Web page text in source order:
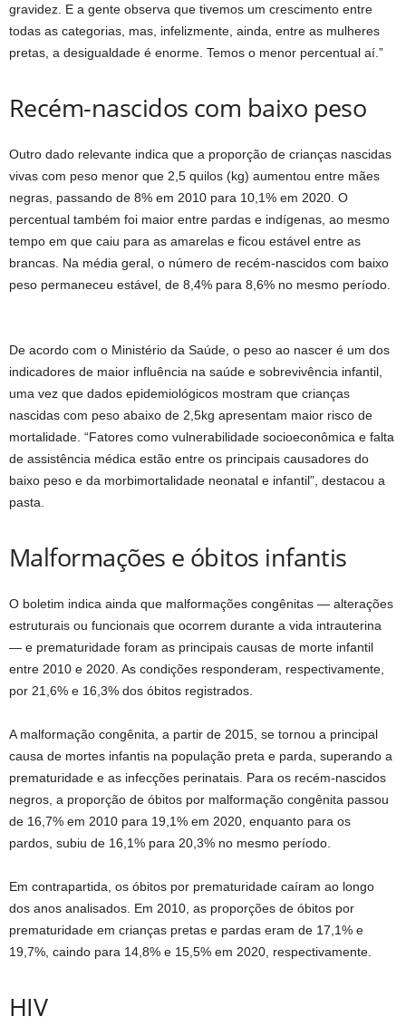
gravidez. E a gente observa que tivemos um crescimento entre
todas as categorias, mas, infelizmente, ainda, entre as mulheres
pretas, a desigualdade é enorme. Temos o menor percentual aí.”
Recém-nascidos com baixo peso
Outro dado relevante indica que a proporção de crianças nascidas
vivas com peso menor que 2,5 quilos (kg) aumentou entre mães
negras, passando de 8% em 2010 para 10,1% em 2020. O
percentual também foi maior entre pardas e indígenas, ao mesmo
tempo em que caiu para as amarelas e ficou estável entre as
brancas. Na média geral, o número de recém-nascidos com baixo
peso permaneceu estável, de 8,4% para 8,6% no mesmo período.
De acordo com o Ministério da Saúde, o peso ao nascer é um dos
indicadores de maior influência na saúde e sobrevivência infantil,
uma vez que dados epidemiológicos mostram que crianças
nascidas com peso abaixo de 2,5kg apresentam maior risco de
mortalidade. “Fatores como vulnerabilidade socioeconômica e falta
de assistência médica estão entre os principais causadores do
baixo peso e da morbimortalidade neonatal e infantil”, destacou a
pasta.
Malformações e óbitos infantis
O boletim indica ainda que malformações congênitas — alterações
estruturais ou funcionais que ocorrem durante a vida intrauterina
— e prematuridade foram as principais causas de morte infantil
entre 2010 e 2020. As condições responderam, respectivamente,
por 21,6% e 16,3% dos óbitos registrados.
A malformação congênita, a partir de 2015, se tornou a principal
causa de mortes infantis na população preta e parda, superando a
prematuridade e as infecções perinatais. Para os recém-nascidos
negros, a proporção de óbitos por malformação congênita passou
de 16,7% em 2010 para 19,1% em 2020, enquanto para os
pardos, subiu de 16,1% para 20,3% no mesmo período.
Em contrapartida, os óbitos por prematuridade caíram ao longo
dos anos analisados. Em 2010, as proporções de óbitos por
prematuridade em crianças pretas e pardas eram de 17,1% e
19,7%, caindo para 14,8% e 15,5% em 2020, respectivamente.
HIV